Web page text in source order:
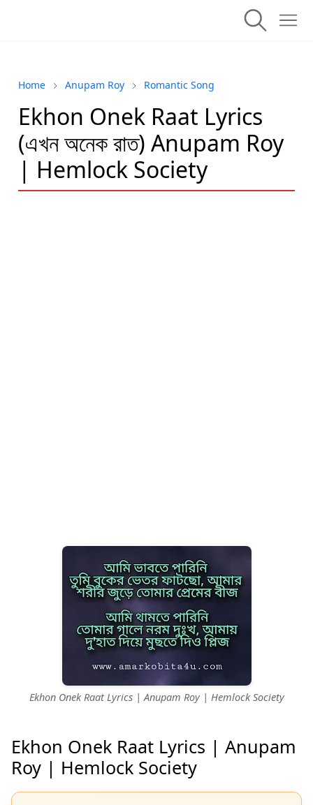
Home Anupam Roy Romantic Song
Ekhon Onek Raat Lyrics
(এখন অনেক রাত) Anupam Roy
| Hemlock Society
Ekhon Onek Raat Lyrics | Anupam Roy | Hemlock Society
Ekhon Onek Raat Lyrics | Anupam
Roy | Hemlock Society